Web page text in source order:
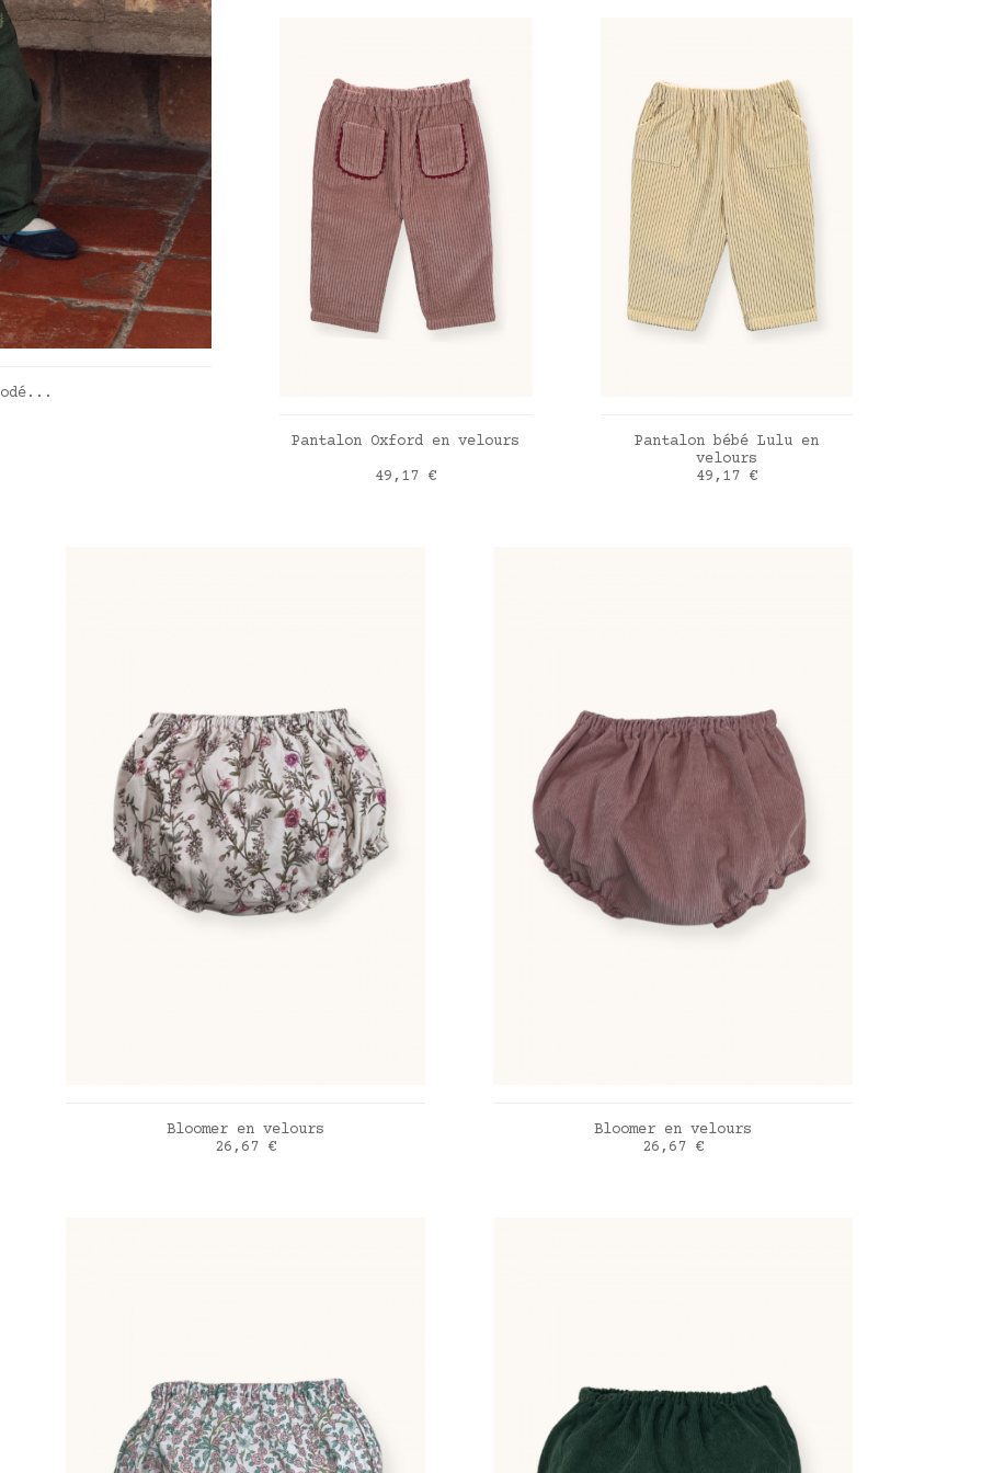
AJOUTER AU PANIER
Pantalon Oxford en velours
Prix
49,17 €
AJOUTER AU PANIER
Pantalon bébé Lulu en
velours
Prix
49,17 €
AJOUTER AU PANIER
Bloomer en velours
Prix
26,67 €
AJOUTER AU PANIER
Bloomer en velours
Prix
26,67 €